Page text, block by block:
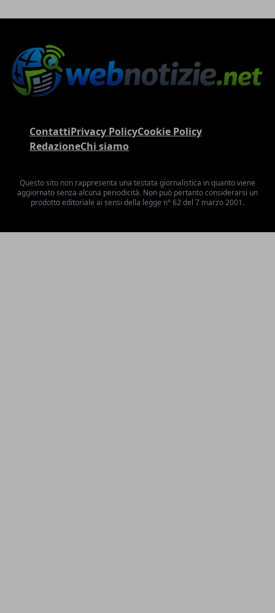
ContattiPrivacy PolicyCookie Policy
RedazioneChi siamo
Questo sito non rappresenta una testata giornalistica in quanto viene
aggiornato senza alcuna periodicità. Non può pertanto considerarsi un
prodotto editoriale ai sensi della legge n° 62 del 7 marzo 2001.